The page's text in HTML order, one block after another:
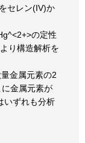
セレン(IV)か
の定性
り構造解析を
金属元素の2
金属元素が
いずれも分析